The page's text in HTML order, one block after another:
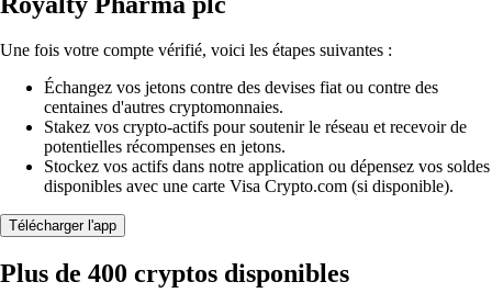
Une fois votre compte vérifié, voici les étapes suivantes :
Échangez vos jetons contre des devises fiat ou contre des
centaines d'autres cryptomonnaies.
Stakez vos crypto-actifs pour soutenir le réseau et recevoir de
potentielles récompenses en jetons.
Stockez vos actifs dans notre application ou dépensez vos soldes
disponibles avec une carte Visa Crypto.com (si disponible).
Télécharger l'app
Plus de 400 cryptos disponibles